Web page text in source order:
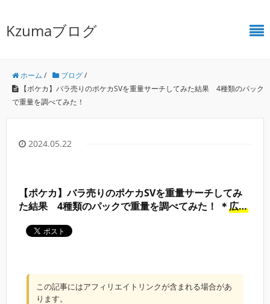
Kzumaブログ
ホーム / ブログ/
【ポケカ】バラ売りのポケカSVを重量サーチしてみた結果 4種類のパック
で重量を調べてみた！
2024.05.22
【ポケカ】バラ売りのポケカSVを重量サーチしてみ
た結果 4種類のパックで重量を調べてみた！ ＊広告
この記事にはアフィリエイトリンクが含まれる場合があ
ります。